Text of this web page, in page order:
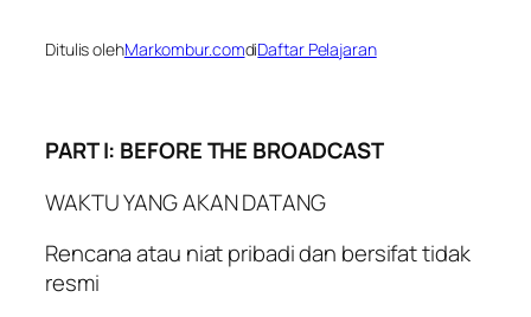
Ditulis olehMarkombur.comdiDaftar Pelajaran
PART I: BEFORE THE BROADCAST
WAKTU YANG AKAN DATANG
Rencana atau niat pribadi dan bersifat tidak
resmi